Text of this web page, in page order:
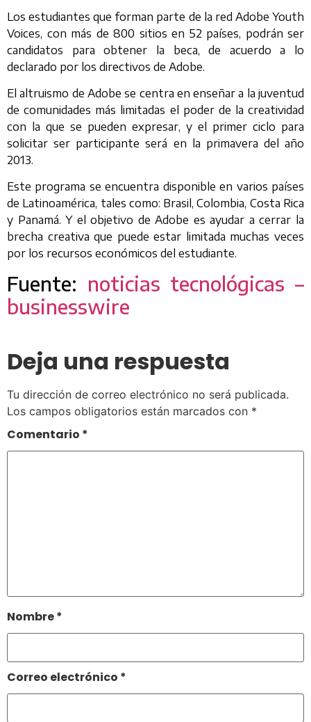
Los estudiantes que forman parte de la red Adobe Youth
Voices, con más de 800 sitios en 52 países, podrán ser
candidatos para obtener la beca, de acuerdo a lo
declarado por los directivos de Adobe.
El altruismo de Adobe se centra en enseñar a la juventud
de comunidades más limitadas el poder de la creatividad
con la que se pueden expresar, y el primer ciclo para
solicitar ser participante será en la primavera del año
2013.
Este programa se encuentra disponible en varios países
de Latinoamérica, tales como: Brasil, Colombia, Costa Rica
y Panamá. Y el objetivo de Adobe es ayudar a cerrar la
brecha creativa que puede estar limitada muchas veces
por los recursos económicos del estudiante.
Fuente: noticias tecnológicas –
businesswire
Deja una respuesta
Tu dirección de correo electrónico no será publicada.
Los campos obligatorios están marcados con *
Comentario *
Nombre*
Correo electrónico *